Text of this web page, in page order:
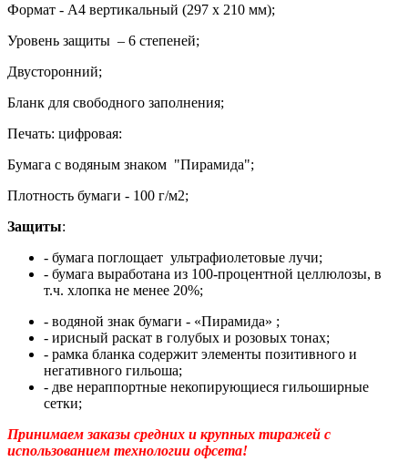
Формат - А4 вертикальный (297 х 210 мм);
Уровень защиты – 6 степеней;
Двусторонний;
Бланк для свободного заполнения;
Печать: цифровая:
Бумага с водяным знаком "Пирамида";
Плотность бумаги - 100 г/м2;
Защиты:
- бумага поглощает ультрафиолетовые лучи;
- бумага выработана из 100-процентной целлюлозы, в
т.ч. хлопка не менее 20%;
- водяной знак бумаги - «Пирамида» ;
- ирисный раскат в голубых и розовых тонах;
- рамка бланка содержит элементы позитивного и
негативного гильоша;
- две нераппортные некопирующиеся гильоширные
сетки;
Принимаем заказы средних и крупных тиражей с
использованием технологии офсета!